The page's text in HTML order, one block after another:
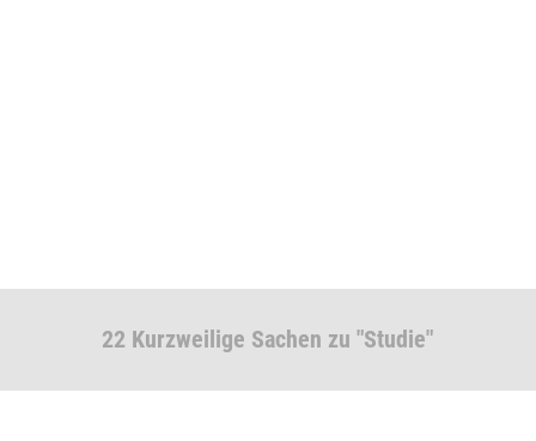
22 Kurzweilige Sachen zu "Studie"